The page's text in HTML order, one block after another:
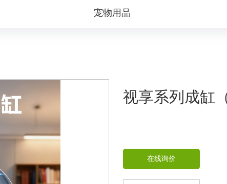
宠物用品
视享系列成缸
在线询价